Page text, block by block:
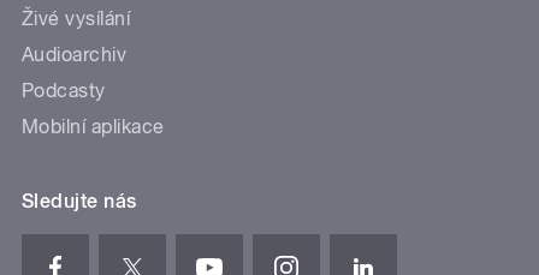
Živé vysílání
Audioarchiv
Podcasty
Mobilní aplikace
Sledujte nás